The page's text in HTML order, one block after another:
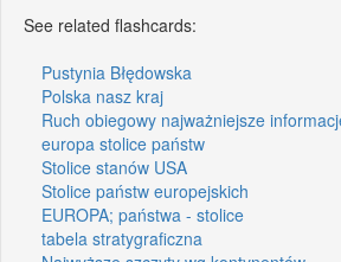
See related flashcards:
Pustynia Błędowska
Polska nasz kraj
Ruch obiegowy najważniejsze
europa stolice państw
Stolice stanów USA
Stolice państw europejskich
EUROPA; państwa - stolice
tabela stratygraficzna